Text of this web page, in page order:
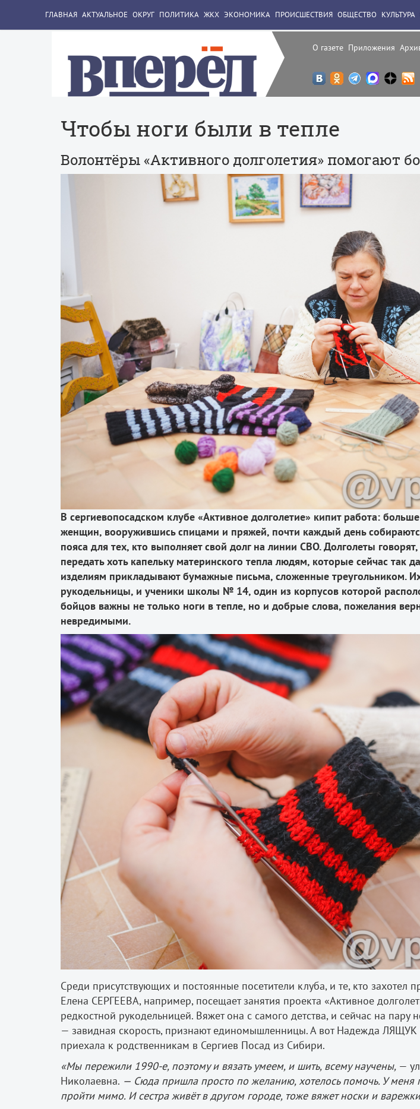
О газете Приложения
ГЛАВНАЯ АКТУАЛЬНОЕ ОКРУГ ПОЛИТИКА ЖКХ ЭКОНОМИКА ПРОИСШЕСТВИЯ ОБЩЕСТВО КУЛЬТУРА
Чтобы ноги были в тепле
Волонтёры «Активного долголетия» помогают
В сергиевопосадском клубе «Активное долголетие» кипит работа:
женщин, вооружившись спицами и пряжей, почти каждый день
пояса для тех, кто выполняет свой долг на линии СВО. Долголеты
передать хоть капельку материнского тепла людям, которые сейчас так
изделиям прикладывают бумажные письма, сложенные треугольником.
рукодельницы, и ученики школы № 14, один из корпусов которой
бойцов важны не только ноги в тепле, но и добрые слова, пожелания
невредимыми.
Среди присутствующих и постоянные посетители клуба, и те, кто захотел
Елена СЕРГЕЕВА, например, посещает занятия проекта «Активное
редкостной рукодельницей. Вяжет она с самого детства, и сейчас на пару
— завидная скорость, признают единомышленницы. А вот Надежда ЛЯЩУК
приехала к родственникам в Сергиев Посад из Сибири.
«Мы пережили 1990-е, поэтому и вязать умеем, и шить, всему научены, —
Николаевна. — Сюда пришла просто по желанию, хотелось помочь. У меня
пройти мимо. И сестра живёт в другом городе, тоже вяжет носки и